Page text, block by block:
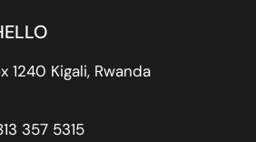
1240 Kigali, Rwanda
357 5315